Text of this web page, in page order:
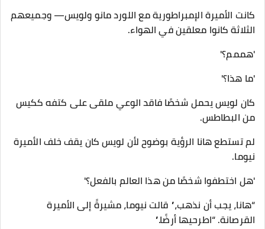
كانت الأميرة الإمبراطورية مع اللورد مانو ولويس— وجميعهم
الثلاثة كانوا معلقين في الهواء.
'هممم؟'
'ما هذا؟'
كان لويس يحمل شخصًا فاقد الوعي ملقى على كتفه ككيس
من البطاطس.
لم تستطع هانا الرؤية بوضوح لأن لويس كان يقف خلف الأميرة
نيوما.
'هل اختطفوا شخصًا من هذا العالم بالفعل؟'
“هانا، يجب أن نذهب،” قالت نيوما، مشيرةً إلى الأميرة
القرصانة. “اطرحيها أرضًا.”